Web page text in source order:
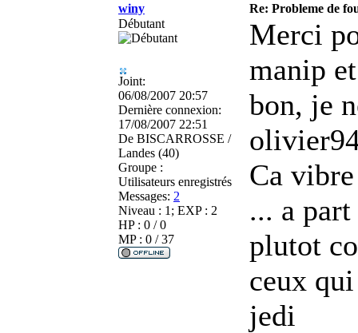
winy
Re: Probleme de
Débutant
Joint:
06/08/2007 20:57
Dernière connexion:
17/08/2007 22:51
De BISCARROSSE /
Landes (40)
Groupe :
Utilisateurs enregistrés
Messages: 2
Niveau : 1; EXP : 2
HP : 0 / 0
MP : 0 / 37
Merci
manip
bon, je
Ca
... a
plutot
ceux
jedi